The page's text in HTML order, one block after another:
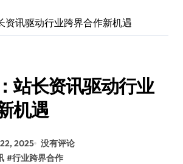
资讯驱动行业跨界合作新机遇
站长资讯驱动行业
机遇
2025 没有评论
#行业跨界合作